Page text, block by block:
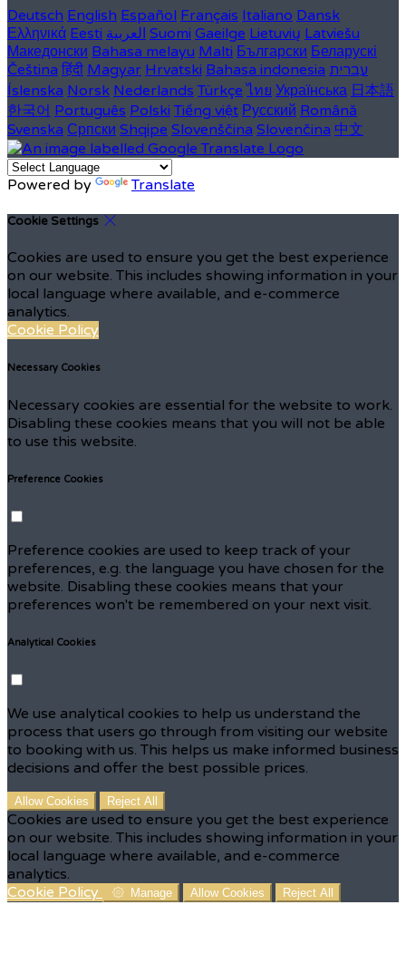
Deutsch English Español Français Italiano Dansk
Ελληνικά Eesti العربية Suomi Gaeilge Lietuvių Latviešu
Македонски Bahasa melayu Malti Български Беларускі
Čeština हिंदी Magyar Hrvatski Bahasa indonesia עברית
Íslenska Norsk Nederlands Türkçe ไทย Українська 日本語
한국어 Português Polski Tiếng việt Русский Română
Svenska Српски Shqipe Slovenščina Slovenčina 中文
Powered by Translate
Cookie Settings
Cookies are used to ensure you get the best experience
on our website. This includes showing information in your
local language where available, and e-commerce
analytics.
Cookie Policy
Necessary Cookies
Necessary cookies are essential for the website to work.
Disabling these cookies means that you will not be able
to use this website.
Preference Cookies
Preference cookies are used to keep track of your
preferences, e.g. the language you have chosen for the
website. Disabling these cookies means that your
preferences won't be remembered on your next visit.
Analytical Cookies
We use analytical cookies to help us understand the
process that users go through from visiting our website
to booking with us. This helps us make informed business
decisions and offer the best possible prices.
Allow Cookies Reject All
Cookies are used to ensure you get the best experience
on our website. This includes showing information in your
local language where available, and e-commerce
analytics.
Cookie Policy
Manage Allow Cookies Reject All